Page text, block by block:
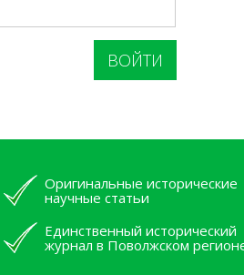
Оригинальные исторические
научные статьи
Единственный исторический
журнал в Поволжском